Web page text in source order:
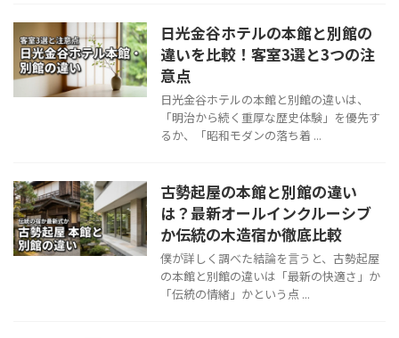
日光金谷ホテルの本館と別館の
違いを比較！客室3選と3つの注
意点
日光金谷ホテルの本館と別館の違いは、
「明治から続く重厚な歴史体験」を優先す
るか、「昭和モダンの落ち着 ...
古勢起屋の本館と別館の違い
は？最新オールインクルーシブ
か伝統の木造宿か徹底比較
僕が詳しく調べた結論を言うと、古勢起屋
の本館と別館の違いは「最新の快適さ」か
「伝統の情緒」かという点 ...